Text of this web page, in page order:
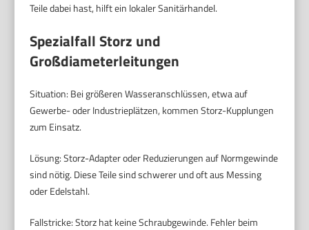
Teile dabei hast, hilft ein lokaler Sanitärhandel.
Spezialfall Storz und
Großdiameterleitungen
Situation: Bei größeren Wasseranschlüssen, etwa auf
Gewerbe- oder Industrieplätzen, kommen Storz-Kupplungen
zum Einsatz.
Lösung: Storz-Adapter oder Reduzierungen auf Normgewinde
sind nötig. Diese Teile sind schwerer und oft aus Messing
oder Edelstahl.
Fallstricke: Storz hat keine Schraubgewinde. Fehler beim